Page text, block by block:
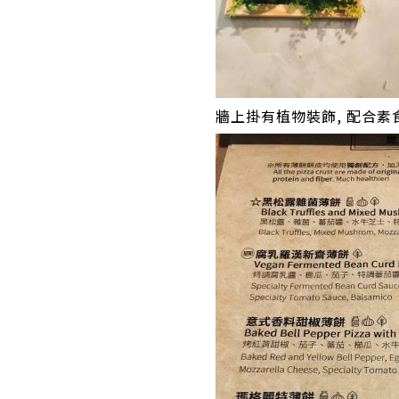
牆上掛有植物裝飾, 配合素